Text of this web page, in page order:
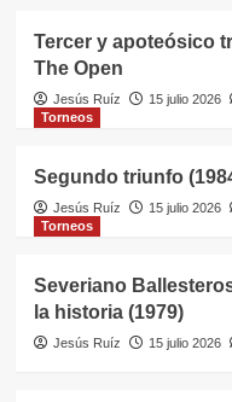
Tercer y apoteósico
The Open
Jesús Ruíz 15 julio 2026
Torneos
Segundo triunfo
Jesús Ruíz 15 julio 2026
Torneos
Severiano
la historia (1979)
Jesús Ruíz 15 julio 2026